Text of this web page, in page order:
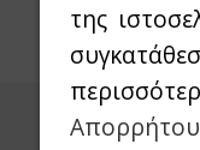
της
Απορρήτου